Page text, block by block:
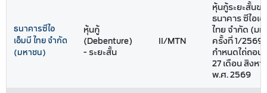
ธนาคารซีไอ
เอ็มบี ไทย จำกัด
(มหาชน)
หุ้นกู้
(Debenture)
- ระยะสั้น
II/MTN
หุ้นกู้ระยะสั้นข
ธนาคาร ซีไอเ
ไทย จำกัด (ม
ครั้งที่ 1/2569
กำหนดไถ่ถอน
27 เดือน สิงห
พ.ศ. 2569